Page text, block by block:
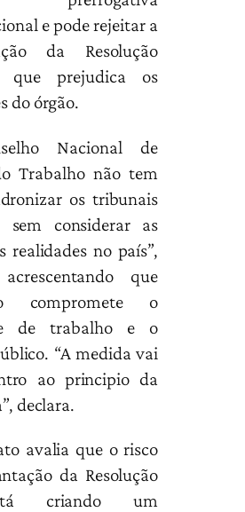
e pode rejeitar a
da Resolução
que prejudica os
do órgão.
Nacional de
Trabalho não tem
os tribunais
sem considerar as
realidades no país”,
que
compromete o
de trabalho e o
“A medida vai
ao principio da
declara.
avalia que o risco
da Resolução
criando um